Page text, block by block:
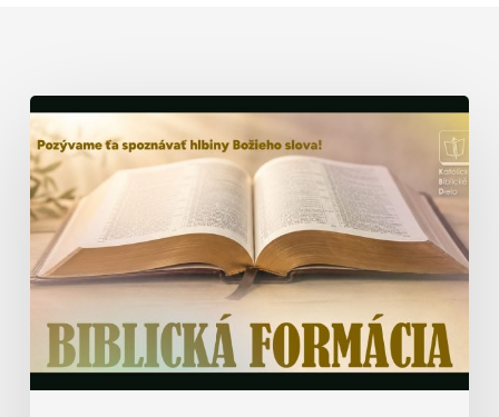
Biblická
formácia
–
prednáška